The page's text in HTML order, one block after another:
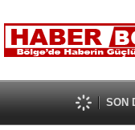
SON